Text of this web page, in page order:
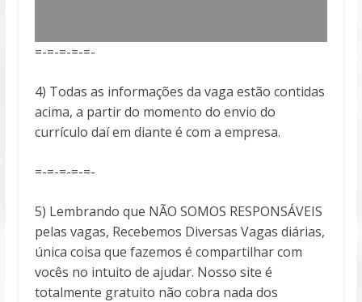
=-=-=-=-=-
4) Todas as informações da vaga estão contidas
acima, a partir do momento do envio do
currículo daí em diante é com a empresa.
=-=-=-=-=-
5) Lembrando que NÃO SOMOS RESPONSÁVEIS
pelas vagas, Recebemos Diversas Vagas diárias,
única coisa que fazemos é compartilhar com
vocês no intuito de ajudar. Nosso site é
totalmente gratuito não cobra nada dos